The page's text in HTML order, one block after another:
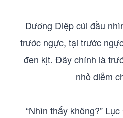
Dương Diệp cúi đầu
trước ngực, tại trước
đen kịt. Đây chính là
nhỏ diễm
“Nhìn thấy không?”